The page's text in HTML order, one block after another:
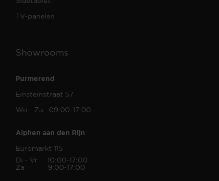
TV-panelen
Showrooms
Purmerend
Einsteinstraat 57
Wo - Za 09:00-17:00
Alphen aan den Rijn
Euromarkt 115
Di - Vr 10:00-17:00
Za 9:00-17:00